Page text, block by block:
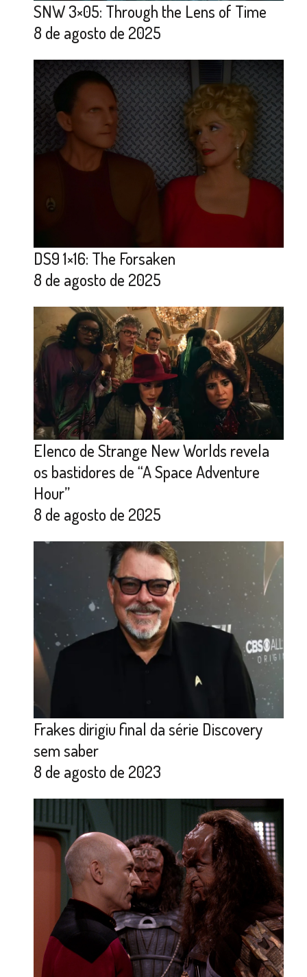
SNW 3×05: Through the Lens of Time
8 de agosto de 2025
DS9 1×16: The Forsaken
8 de agosto de 2025
Elenco de Strange New Worlds revela
os bastidores de “A Space Adventure
Hour”
8 de agosto de 2025
Frakes dirigiu final da série Discovery
sem saber
8 de agosto de 2023